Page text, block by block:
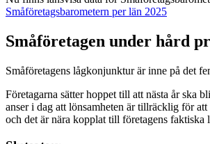
Småföretagsbarometern per län 2025
Småföretagen under hård
Småföretagens lågkonjunktur är inne på det
Företagarna sätter hoppet till att nästa år ska
anser i dag att lönsamheten är tillräcklig för
och det är nära kopplat till företagens faktiska